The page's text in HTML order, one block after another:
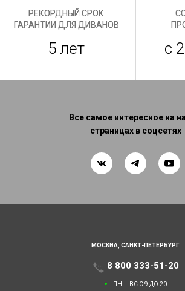
РЕКОРДНЫЙ СРОК
ГАРАНТИИ ДЛЯ ДИВАНОВ
5 лет с
Все самое интересное на
страницах в соцсетях
МОСКВА, САНКТ-ПЕТЕРБУРГ
8 800 333-51-20
ПН — ВС С 9 ДО 20